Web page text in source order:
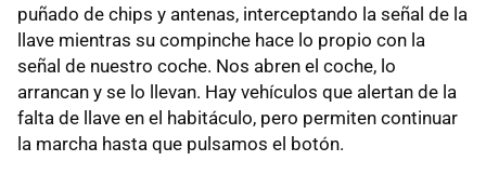
puñado de chips y antenas, interceptando la señal de la
llave mientras su compinche hace lo propio con la
señal de nuestro coche. Nos abren el coche, lo
arrancan y se lo llevan. Hay vehículos que alertan de la
falta de llave en el habitáculo, pero permiten continuar
la marcha hasta que pulsamos el botón.